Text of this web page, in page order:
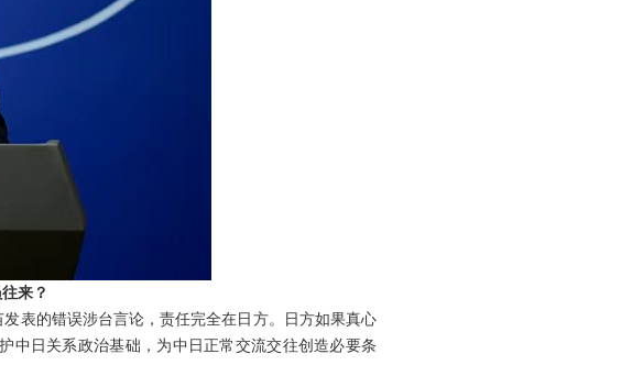
来？
表的错误涉台言论，责任完全在日方。日方如果真心
中日关系政治基础，为中日正常交流交往创造必要条